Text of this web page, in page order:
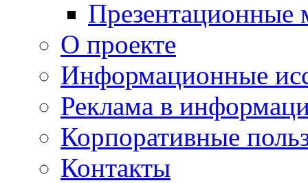
Презентационные
О проекте
Информационные
Реклама в
Корпоративные
Контакты